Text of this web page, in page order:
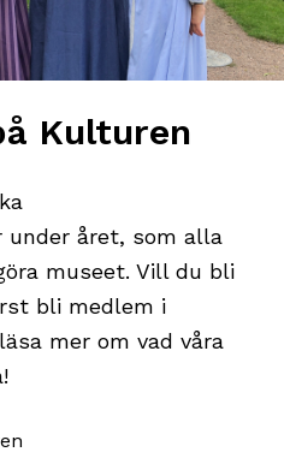
Kulturen
under året, som alla
museet. Vill du bli
bli medlem i
mer om vad våra